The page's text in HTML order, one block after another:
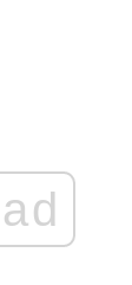
ad